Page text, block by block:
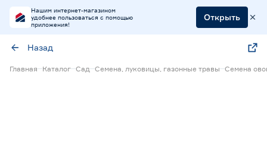
Нашим интернет-магазином
удобнее пользоваться с помощью
приложения!
Открыть
Назад
Главная Каталог Сад Семена, луковицы, газонные травы Семена